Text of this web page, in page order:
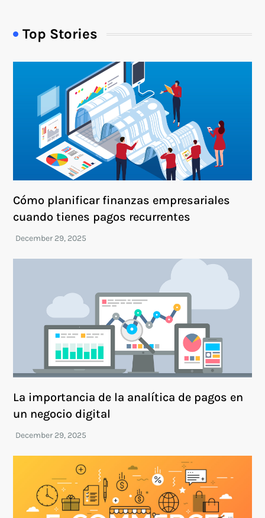
Top Stories
Cómo planificar finanzas empresariales
cuando tienes pagos recurrentes
La importancia de la analítica de pagos en
un negocio digital